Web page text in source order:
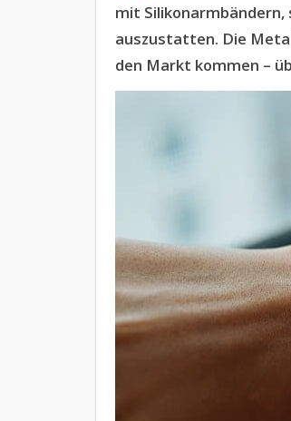
mit
auszustatten. Die
den Markt kommen –